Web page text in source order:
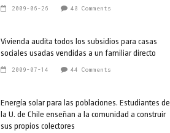
2009-06-26 48 Comments
Vivienda audita todos los subsidios para casas
sociales usadas vendidas a un familiar directo
2009-07-14 44 Comments
Energía solar para las poblaciones. Estudiantes de
la U. de Chile enseñan a la comunidad a construir
sus propios colectores